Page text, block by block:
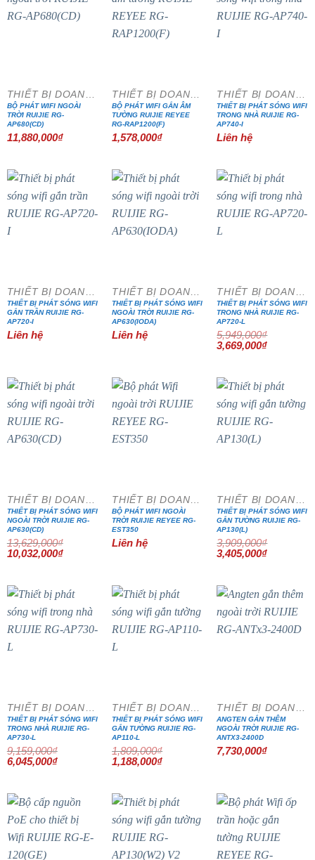
BỘ PHÁT WIFI NGOÀI
TRỜI RUIJIE RG-
AP680(CD)
11,880,000₫
BỘ PHÁT WIFI GẮN ÂM
TƯỜNG RUIJIE REYEE
RG-RAP1200(F)
1,578,000₫
THIẾT BỊ PHÁT SÓNG WIFI
TRONG NHÀ RUIJIE RG-
AP740-I
Liên hệ
THIẾT BỊ PHÁT SÓNG WIFI
GẮN TRẦN RUIJIE RG-
AP720-I
Liên hệ
THIẾT BỊ PHÁT SÓNG WIFI
NGOÀI TRỜI RUIJIE RG-
AP630(IODA)
Liên hệ
THIẾT BỊ PHÁT SÓNG WIFI
TRONG NHÀ RUIJIE RG-
AP720-L
5,949,000₫
Giá
gốc
3,669,000₫Giá
THIẾT BỊ PHÁT SÓNG WIFI
NGOÀI TRỜI RUIJIE RG-
AP630(CD)
13,629,000₫
Giá
gốc
10,032,000₫Giá
10,032,000₫.
BỘ PHÁT WIFI NGOÀI
TRỜI RUIJIE REYEE RG-
EST350
Liên hệ
THIẾT BỊ PHÁT SÓNG WIFI
GẮN TƯỜNG RUIJIE RG-
AP130(L)
3,909,000₫
Giá
gốc
3,405,000₫Giá
THIẾT BỊ PHÁT SÓNG WIFI
TRONG NHÀ RUIJIE RG-
AP730-L
9,159,000₫
Giá
gốc
6,045,000₫Giá
6,045,000₫.
THIẾT BỊ PHÁT SÓNG WIFI
GẮN TƯỜNG RUIJIE RG-
AP110-L
1,809,000₫
Giá
gốc
1,188,000₫Giá
1,188,000₫.
ANGTEN GẮN THÊM
NGOÀI TRỜI RUIJIE RG-
ANTX3-2400D
7,730,000₫